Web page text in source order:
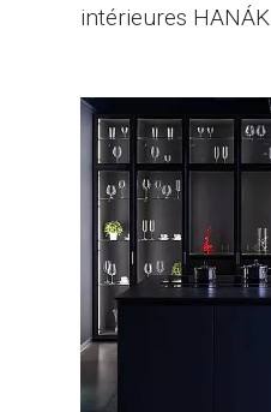
intérieures HANÁK